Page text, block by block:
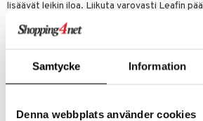
Samtycke Information
Denna webbplats använder cookies
lisäävät leikin iloa. Liikuta varovasti Leafin
hänen persoonallisuutensa ja koe uudelleen
yksisarvisen ja ratsastajan, Avan, välillä.
4 vuotta+
Tuotenumero
Patrol
Huonekalut
aterimet
& Säilytyslaatikot
& Tarvikkeet
ja lakit